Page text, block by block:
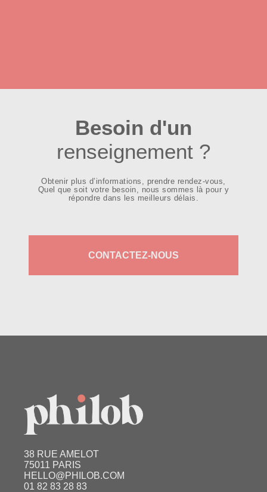
Besoin d'un
renseignement ?
Obtenir plus d’informations, prendre rendez-vous,
Quel que soit votre besoin, nous sommes là pour y
répondre dans les meilleurs délais.
CONTACTEZ-NOUS
38 RUE AMELOT
75011 PARIS
HELLO@PHILOB.COM
01 82 83 28 83